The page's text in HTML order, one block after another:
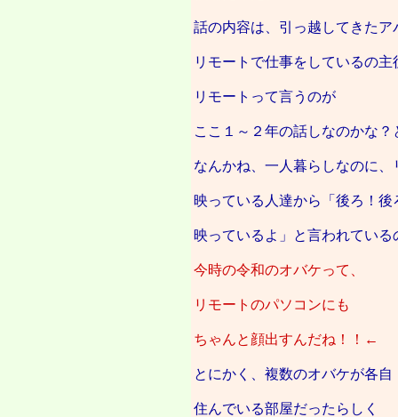
話の内容は、引っ越してきたア
リモートで仕事をしているの主
リモートって言うのが
ここ１～２年の話しなのかな？
なんかね、一人暮らしなのに、
映っている人達から「後ろ！後
映っているよ」と言われている
今時の令和のオバケって、
リモートのパソコンにも
ちゃんと顔出すんだね！！←
とにかく、複数のオバケが各自
住んでいる部屋だったらしく